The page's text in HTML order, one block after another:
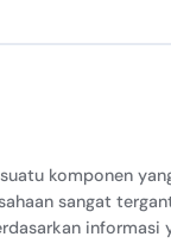
komponen
sangat
informasi